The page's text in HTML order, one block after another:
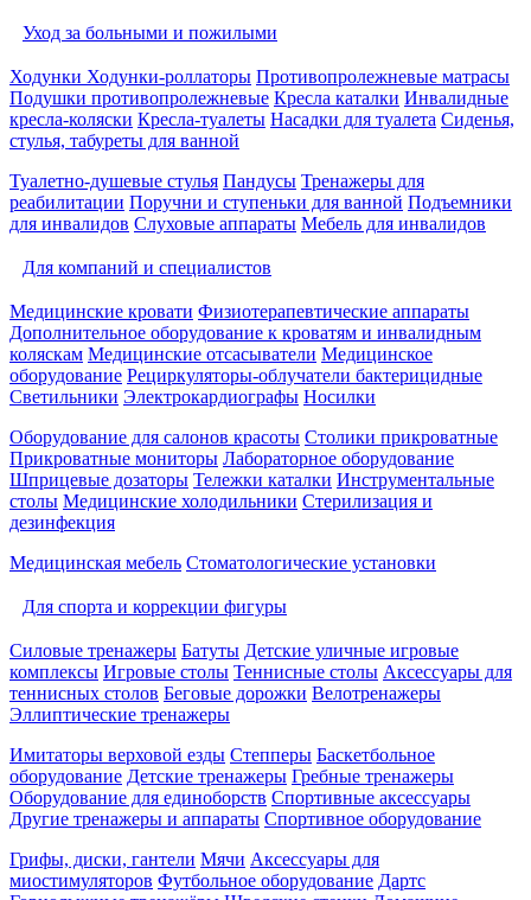
Уход за больными и пожилыми
Ходунки Ходунки-роллаторы Противопролежневые матрасы
Подушки противопролежневые Кресла каталки Инвалидные
кресла-коляски Кресла-туалеты Насадки для туалета Сиденья,
стулья, табуреты для ванной
Туалетно-душевые стулья Пандусы Тренажеры для
реабилитации Поручни и ступеньки для ванной Подъемники
для инвалидов Слуховые аппараты Мебель для инвалидов
Для компаний и специалистов
Медицинские кровати Физиотерапевтические аппараты
Дополнительное оборудование к кроватям и инвалидным
коляскам Медицинские отсасыватели Медицинское
оборудование Рециркуляторы-облучатели бактерицидные
Светильники Электрокардиографы Носилки
Оборудование для салонов красоты Столики прикроватные
Прикроватные мониторы Лабораторное оборудование
Шприцевые дозаторы Тележки каталки Инструментальные
столы Медицинские холодильники Стерилизация и
дезинфекция
Медицинская мебель Стоматологические установки
Для спорта и коррекции фигуры
Силовые тренажеры Батуты Детские уличные игровые
комплексы Игровые столы Теннисные столы Аксессуары для
теннисных столов Беговые дорожки Велотренажеры
Эллиптические тренажеры
Имитаторы верховой езды Степперы Баскетбольное
оборудование Детские тренажеры Гребные тренажеры
Оборудование для единоборств Спортивные аксессуары
Другие тренажеры и аппараты Спортивное оборудование
Грифы, диски, гантели Мячи Аксессуары для
миостимуляторов Футбольное оборудование Дартс